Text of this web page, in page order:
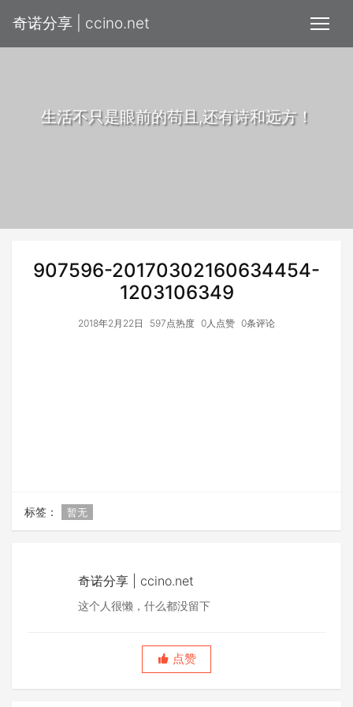
奇诺分享 | ccino.net
生活不只是眼前的苟且,还有诗和远方！
907596-20170302160634454-
1203106349
2018年2月22日 597点热度 0人点赞 0条评论
标签： 暂无
奇诺分享 | ccino.net
这个人很懒，什么都没留下
点赞